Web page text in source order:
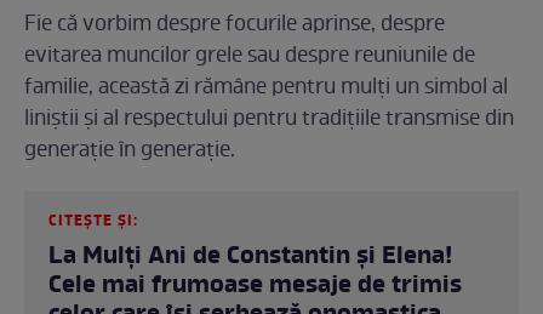
Fie că vorbim despre focurile aprinse, despre
evitarea muncilor grele sau despre reuniunile de
familie, această zi rămâne pentru mulți un simbol al
liniștii și al respectului pentru tradițiile transmise din
generație în generație.
CITEȘTE ȘI:
La Mulți Ani de Constantin și Elena!
Cele mai frumoase mesaje de trimis